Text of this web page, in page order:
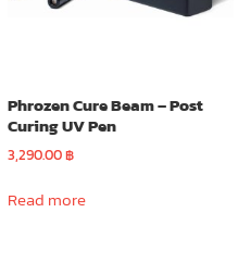
Phrozen Cure Beam – Post
Curing UV Pen
3,290.00฿
Read more